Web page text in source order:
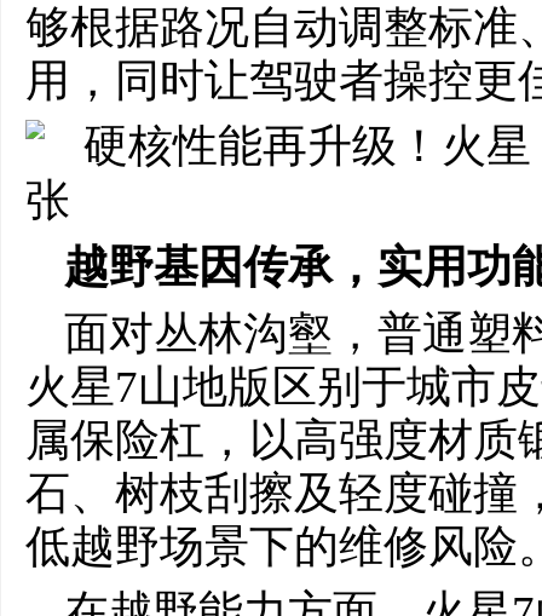
够根据路况自动调整标准
用，同时让驾驶者操控更
越野基因传承，实用功
面对丛林沟壑，普通塑
火星7山地版区别于城市
属保险杠，以高强度材质
石、树枝刮擦及轻度碰撞
低越野场景下的维修风险